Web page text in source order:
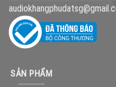
SẢN PHẨM